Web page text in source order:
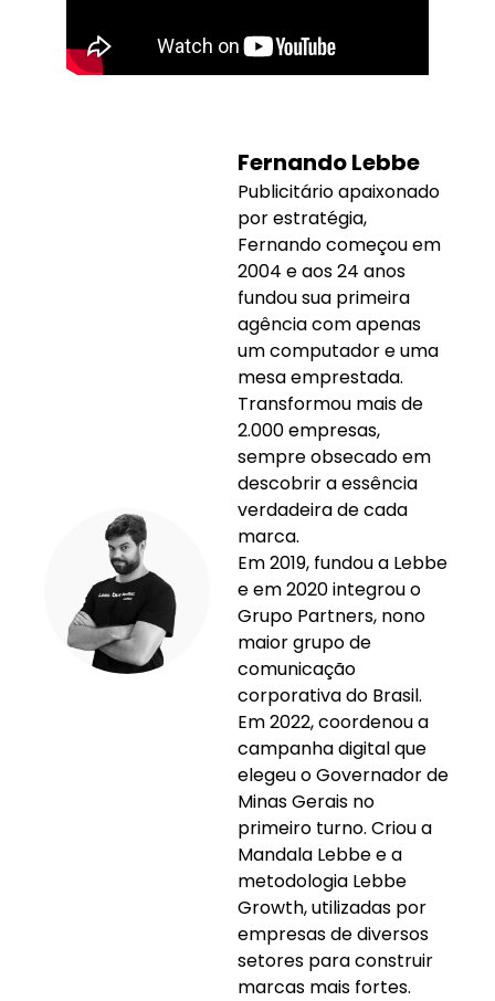
Fernando Lebbe
Publicitário apaixonado
por estratégia,
Fernando começou em
2004 e aos 24 anos
fundou sua primeira
agência com apenas
um computador e uma
mesa emprestada.
Transformou mais de
2.000 empresas,
sempre obsecado em
descobrir a essência
verdadeira de cada
marca.
Em 2019, fundou a Lebbe
e em 2020 integrou o
Grupo Partners, nono
maior grupo de
comunicação
corporativa do Brasil.
Em 2022, coordenou a
campanha digital que
elegeu o Governador de
Minas Gerais no
primeiro turno. Criou a
Mandala Lebbe e a
metodologia Lebbe
Growth, utilizadas por
empresas de diversos
setores para construir
marcas mais fortes.